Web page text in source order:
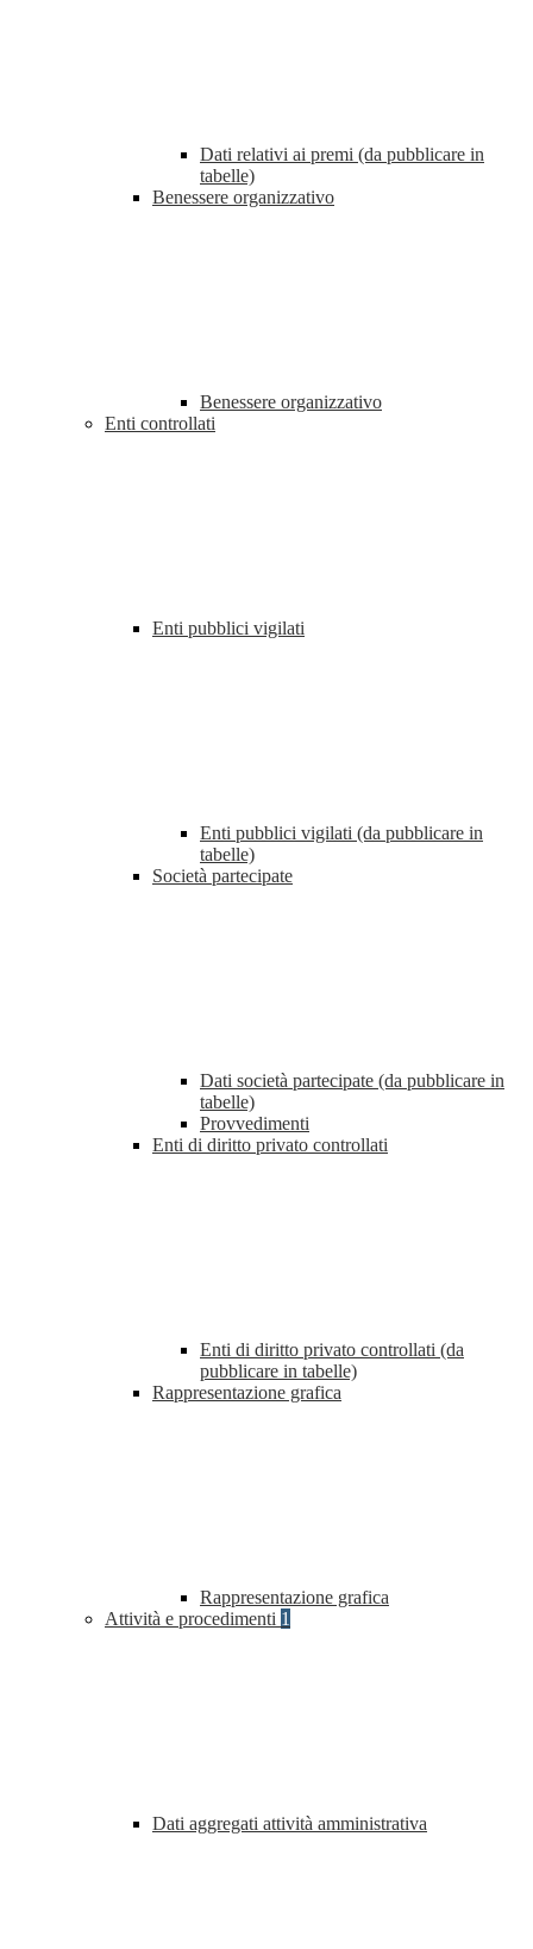
Dati relativi ai premi (da pubblicare in
tabelle)
Benessere organizzativo
Benessere organizzativo
Enti controllati
Enti pubblici vigilati
Enti pubblici vigilati (da pubblicare in
tabelle)
Società partecipate
Dati società partecipate (da pubblicare in
tabelle)
Provvedimenti
Enti di diritto privato controllati
Enti di diritto privato controllati (da
pubblicare in tabelle)
Rappresentazione grafica
Rappresentazione grafica
Attività e procedimenti 1
Dati aggregati attività amministrativa